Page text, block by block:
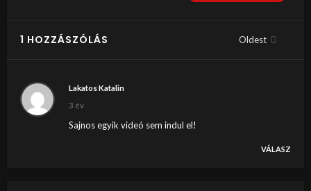
1 HOZZÁSZÓLÁS Oldest
Lakatos Katalin
3 év
Sajnos egyik videó sem indul el!
VÁLASZ